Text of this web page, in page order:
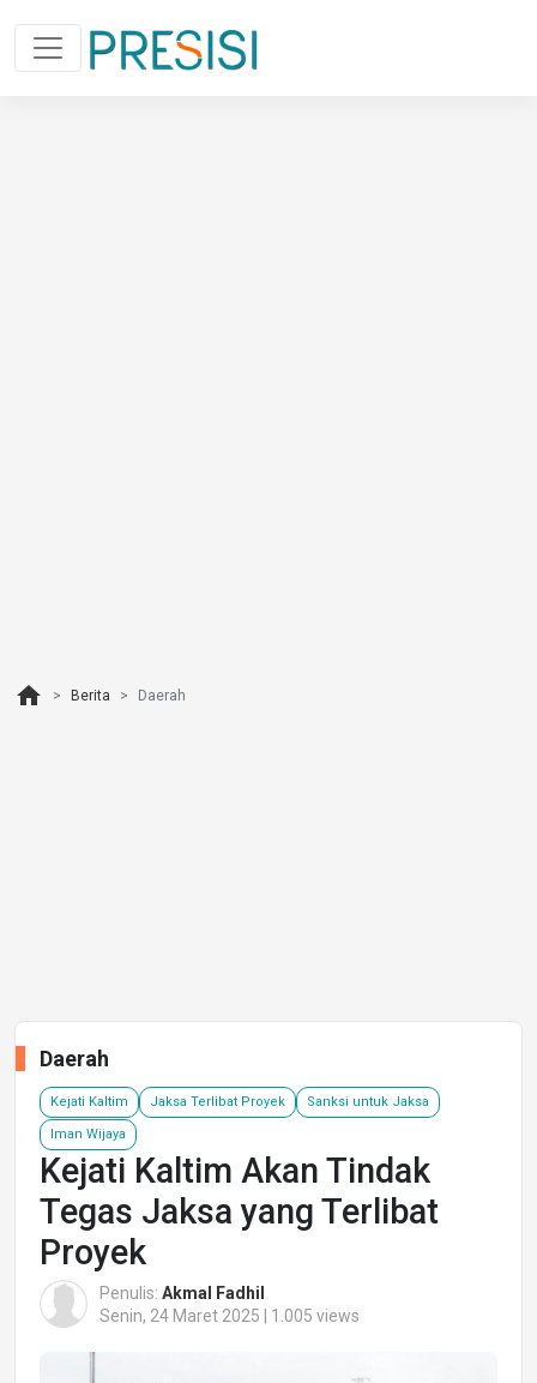
home Berita Daerah
Daerah
Kejati Kaltim Jaksa Terlibat Proyek Sanksi untuk Jaksa
Iman Wijaya
Kejati Kaltim Akan Tindak
Tegas Jaksa yang Terlibat
Proyek
Penulis: Akmal Fadhil
Senin, 24 Maret 2025 | 1.005 views